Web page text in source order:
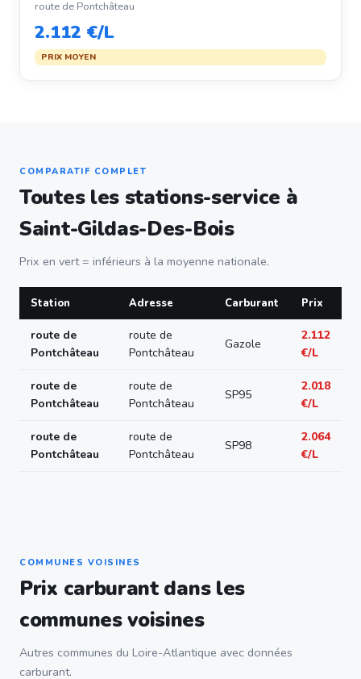
route de Pontchâteau
2.112 €/L
PRIX MOYEN
COMPARATIF COMPLET
Toutes les stations-service à
Saint-Gildas-Des-Bois
Prix en vert = inférieurs à la moyenne nationale.
Station Adresse Carburant Prix
route de
Pontchâteau
route de
Pontchâteau
Gazole
2.112
€/L
route de
Pontchâteau
route de
Pontchâteau
SP95
2.018
€/L
route de
Pontchâteau
route de
Pontchâteau
SP98
2.064
€/L
COMMUNES VOISINES
Prix carburant dans les
communes voisines
Autres communes du Loire-Atlantique avec données
carburant.